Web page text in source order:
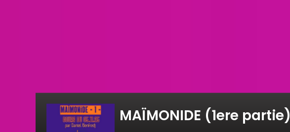
MAÏMONIDE (1ere partie)